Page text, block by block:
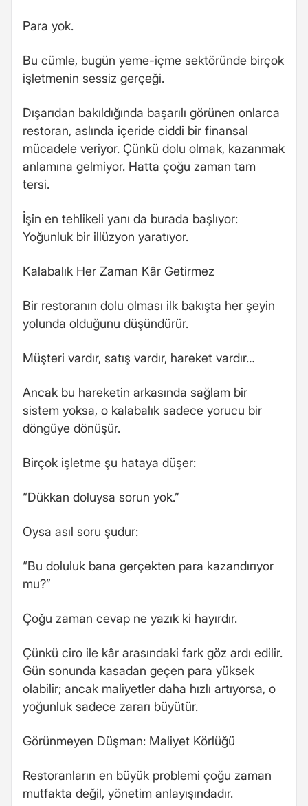
Para yok.
Bu cümle, bugün yeme-içme sektöründe birçok
işletmenin sessiz gerçeği.
Dışarıdan bakıldığında başarılı görünen onlarca
restoran, aslında içeride ciddi bir finansal
mücadele veriyor. Çünkü dolu olmak, kazanmak
anlamına gelmiyor. Hatta çoğu zaman tam
tersi.
İşin en tehlikeli yanı da burada başlıyor:
Yoğunluk bir illüzyon yaratıyor.
Kalabalık Her Zaman Kâr Getirmez
Bir restoranın dolu olması ilk bakışta her şeyin
yolunda olduğunu düşündürür.
Müşteri vardır, satış vardır, hareket vardır…
Ancak bu hareketin arkasında sağlam bir
sistem yoksa, o kalabalık sadece yorucu bir
döngüye dönüşür.
Birçok işletme şu hataya düşer:
“Dükkan doluysa sorun yok.”
Oysa asıl soru şudur:
“Bu doluluk bana gerçekten para kazandırıyor
mu?”
Çoğu zaman cevap ne yazık ki hayırdır.
Çünkü ciro ile kâr arasındaki fark göz ardı edilir.
Gün sonunda kasadan geçen para yüksek
olabilir; ancak maliyetler daha hızlı artıyorsa, o
yoğunluk sadece zararı büyütür.
Görünmeyen Düşman: Maliyet Körlüğü
Restoranların en büyük problemi çoğu zaman
mutfakta değil, yönetim anlayışındadır.